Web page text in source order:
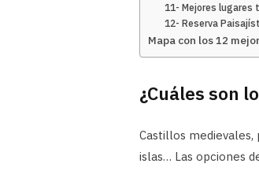
11- Mejores lugares
12- Reserva
Mapa con los 12
¿Cuáles son
Castillos medievales,
islas… Las opciones